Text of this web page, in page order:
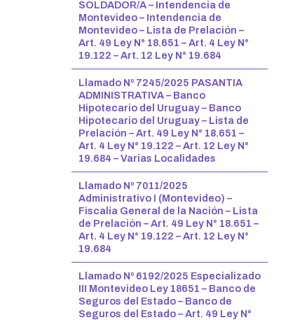
SOLDADOR/A – Intendencia de
Montevideo – Intendencia de
Montevideo – Lista de Prelación –
Art. 49 Ley N° 18.651 – Art. 4 Ley N°
19.122 – Art. 12 Ley N° 19.684
Llamado Nº 7245/2025 PASANTIA
ADMINISTRATIVA – Banco
Hipotecario del Uruguay – Banco
Hipotecario del Uruguay – Lista de
Prelación – Art. 49 Ley N° 18.651 –
Art. 4 Ley N° 19.122 – Art. 12 Ley N°
19.684 – Varias Localidades
Llamado Nº 7011/2025
Administrativo I (Montevideo) –
Fiscalía General de la Nación – Lista
de Prelación – Art. 49 Ley N° 18.651 –
Art. 4 Ley N° 19.122 – Art. 12 Ley N°
19.684
Llamado Nº 6192/2025 Especializado
III Montevideo Ley 18651 – Banco de
Seguros del Estado – Banco de
Seguros del Estado – Art. 49 Ley N°